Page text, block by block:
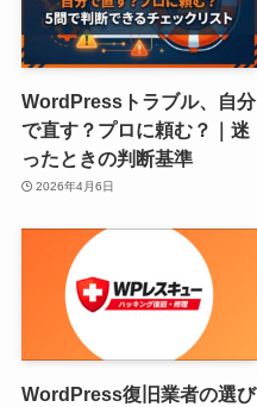
WordPressトラブル、自分
で直す？プロに頼む？｜迷
ったときの判断基準
2026年4月6日
WordPress復旧業者の選び